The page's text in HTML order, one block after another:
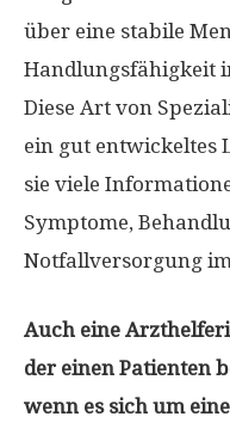
über eine stabile
Handlungsfähigkeit
Diese Art von
ein gut entwickeltes
sie viele
Symptome,
Notfallversorgung
Auch eine
der einen Patienten
wenn es sich um